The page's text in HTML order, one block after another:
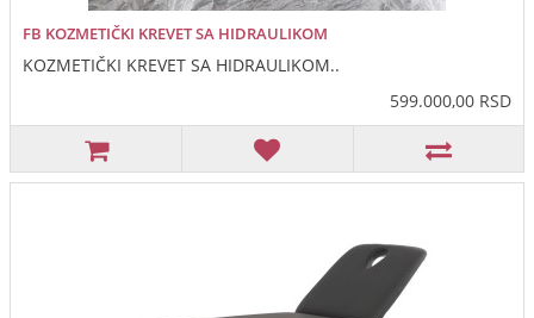
FB KOZMETIČKI KREVET SA HIDRAULIKOM
KOZMETIČKI KREVET SA HIDRAULIKOM..
599.000,00 RSD